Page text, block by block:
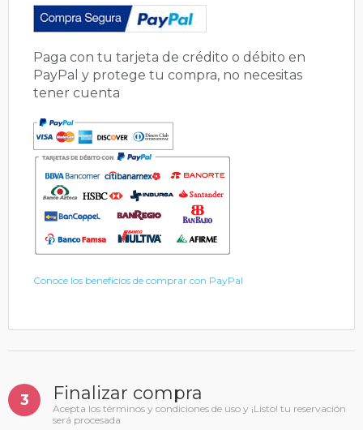
Paga con tu tarjeta de crédito o débito en
PayPal y protege tu compra, no necesitas
tener cuenta
Conoce los benefícios de comprar con PayPal
3 Finalizar compra
Acepta los términos y condiciones de uso y ¡Listo! tu reservación
será procesada